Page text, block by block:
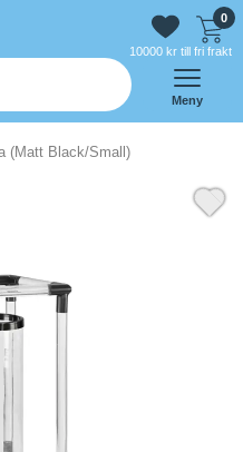
0
10000 kr till fri frakt
Meny
(Matt Black/Small)